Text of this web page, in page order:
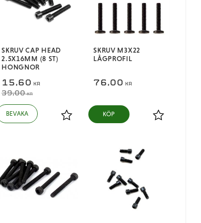
i favoriter
SKRUV CAP HEAD
2.5X16MM (8 ST)
HONGNOR
15,60 KR
39,00KR
Lägg till i favoriter
SKRUV M3X22
LÅGPROFIL
76,00 KR
Lägg till i
KÖP